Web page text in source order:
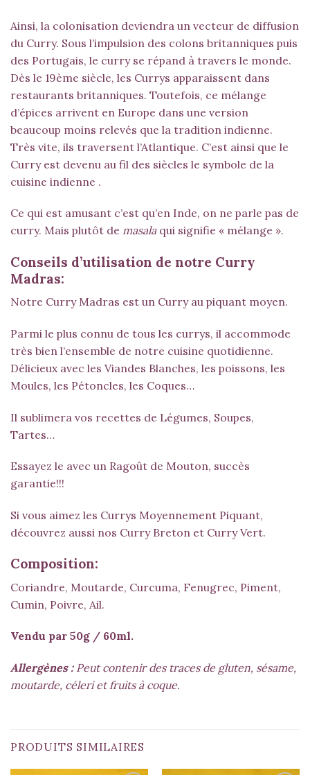
Ainsi, la colonisation deviendra un vecteur de diffusion
du Curry. Sous l’impulsion des colons britanniques puis
des Portugais, le curry se répand à travers le monde.
Dès le 19ème siècle, les Currys apparaissent dans
restaurants britanniques. Toutefois, ce mélange
d’épices arrivent en Europe dans une version
beaucoup moins relevés que la tradition indienne.
Très vite, ils traversent l’Atlantique. C’est ainsi que le
Curry est devenu au fil des siècles le symbole de la
cuisine indienne .
Ce qui est amusant c’est qu’en Inde, on ne parle pas de
curry. Mais plutôt de masala qui signifie « mélange ».
Conseils d’utilisation de notre Curry
Madras:
Notre Curry Madras est un Curry au piquant moyen.
Parmi le plus connu de tous les currys, il accommode
très bien l’ensemble de notre cuisine quotidienne.
Délicieux avec les Viandes Blanches, les poissons, les
Moules, les Pétoncles, les Coques…
Il sublimera vos recettes de Légumes, Soupes,
Tartes…
Essayez le avec un Ragoût de Mouton, succès
garantie!!!
Si vous aimez les Currys Moyennement Piquant,
découvrez aussi nos Curry Breton et Curry Vert.
Composition:
Coriandre, Moutarde, Curcuma, Fenugrec, Piment,
Cumin, Poivre, Ail.
Vendu par 50g / 60ml.
Allergènes :Peut contenir des traces de gluten, sésame,
moutarde, céleri et fruits à coque.
PRODUITS SIMILAIRES